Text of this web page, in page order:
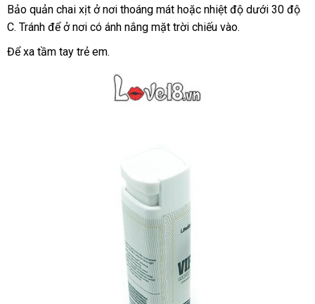
hệ
Vipmen
sự
Bảo quản chai xịt ở nơi thoáng mát khuyến
mãi
hoặc nhiệt độ dưới 30 độ
Cphân
phối
. Tránh nhập
khẩu
để ở nơi có ánh nắng mặt trời chiếu vào.
Để xa tầm tay trẻ em.